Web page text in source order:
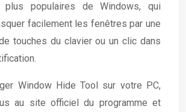
populaires de Windows, qui
facilement les fenêtres par une
touches du clavier ou un clic dans
Window Hide Tool sur votre PC,
au site officiel du programme et